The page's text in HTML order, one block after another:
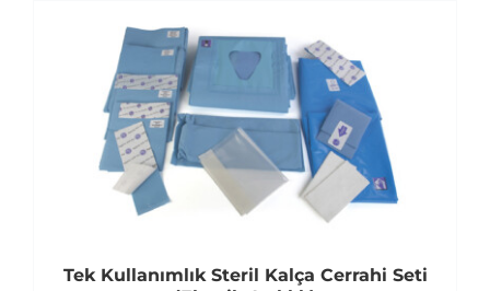
Tek Kullanımlık Steril Kalça Cerrahi Seti